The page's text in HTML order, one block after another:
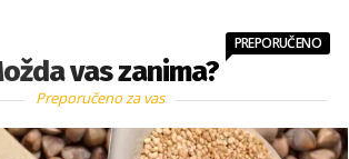
vas zanima?
PREPORUČENO
Preporučeno za vas